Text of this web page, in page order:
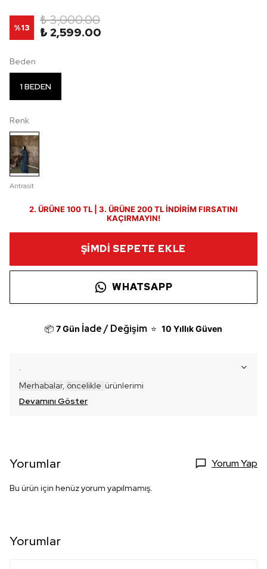
%13
₺ 3,000.00
₺ 2,599.00
Beden
1 BEDEN
Renk
Antrasit
2. ÜRÜNE 100 TL | 3. ÜRÜNE 200 TL İNDİRİM FIRSATINI
KAÇIRMAYIN!
ŞİMDİ SEPETE EKLE
WHATSAPP
📦 7 Gün İade / Değişim ⭐ 10 Yıllık Güven
.
Merhabalar, öncelikle ürünlerimi
Devamını Göster
Yorumlar Yorum Yap
Bu ürün için henüz yorum yapılmamış.
Yorumlar